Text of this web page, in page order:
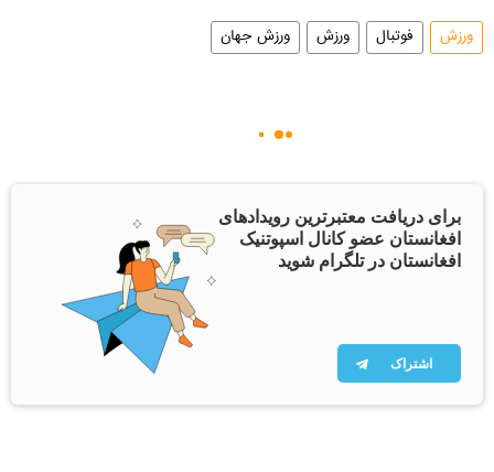
ورزش فوتبال ورزش ورزش جهان
برای دریافت معتبرترین رویدادهای
افغانستان عضو کانال اسپوتنیک
افغانستان در تلگرام شوید
اشتراک